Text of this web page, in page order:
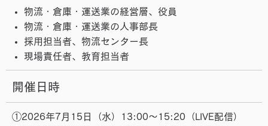
物流・倉庫・運送業の経営層、役員
物流・倉庫・運送業の人事部長
採用担当者、物流センター長
現場責任者、教育担当者
開催日時
①2026年7月15日（水）13:00～15:20（LIVE配信）